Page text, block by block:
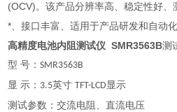
(OCV)。该产品分辨率高、稳定性好
*、接口丰富、适用于产品研发和自动化
高精度电池内阻测试仪 SMR3563B测
型 号 ：SMR3563B
显 示 ： 3.5英寸TFT-LCD显示
测试参数：交流电阻、直流电压